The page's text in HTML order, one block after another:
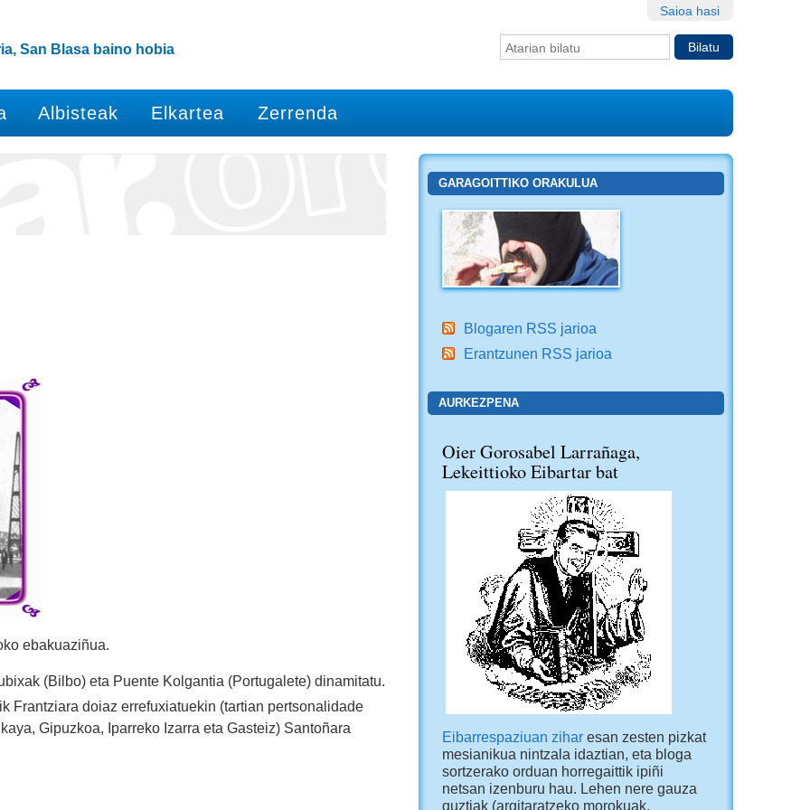
Saioa hasi
Bilatu atarian
San Blasa baino hobia
Albisteak Elkartea Zerrenda
ebakuaziñua.
(Bilbo) eta Puente Kolgantia (Portugalete) dinamitatu.
Frantziara doiaz errefuxiatuekin (tartian pertsonalidade
Gipuzkoa, Iparreko Izarra eta Gasteiz) Santoñara
GARAGOITTIKO ORAKULUA
Blogaren RSS jarioa
Erantzunen RSS jarioa
AURKEZPENA
Oier Gorosabel Larrañaga,
Lekeittioko Eibartar bat
Eibarrespaziuan ziharesan zesten pizkat
mesianikua nintzala idaztian, eta bloga
sortzerako orduan horregaittik ipiñi
netsan izenburu hau. Lehen nere gauza
guztiak (argitaratzeko morokuak,